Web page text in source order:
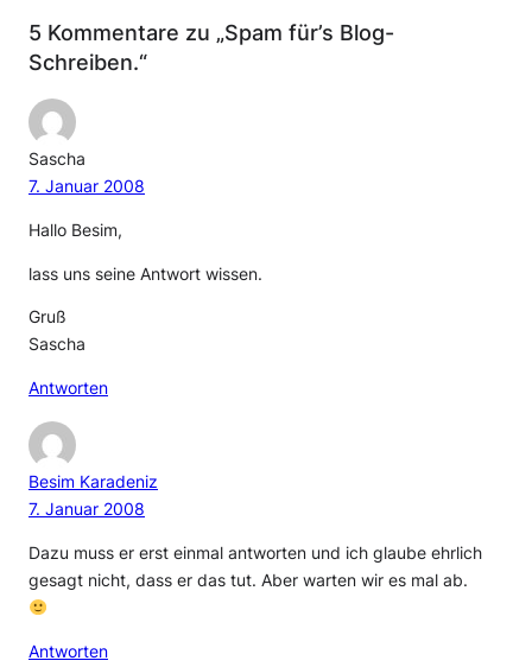
5 Kommentare zu „Spam für’s Blog-
Schreiben.“
Sascha
7. Januar 2008
Hallo Besim,
lass uns seine Antwort wissen.
Gruß
Sascha
Antworten
Besim Karadeniz
7. Januar 2008
Dazu muss er erst einmal antworten und ich glaube ehrlich
gesagt nicht, dass er das tut. Aber warten wir es mal ab.
Antworten